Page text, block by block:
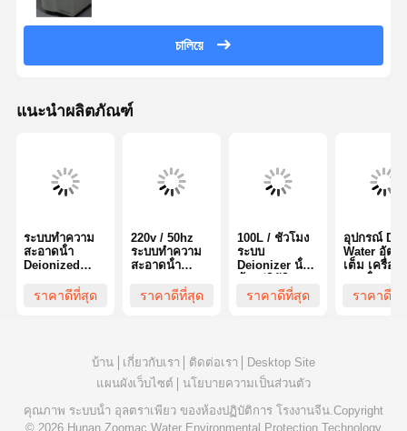
ระบบกรองน้ํา อุลตราเพียว
ระบบน้ำ RO อัลตร้าเพียว
ระบบทําความสะอาดน้ําอุตสาหกรรม
สินค้าใช้ในการทําความสะอาดน้ํา
চালিয়ে
แนะนำผลิตภัณฑ์
ระบบทําความ
สะอาดน้ํา
Deionized
220v 50hz ออ
ราคาดีที่สุด
220v / 50hz
ระบบทําความ
สะอาดน้ํา
เครื่องกระจา
ยน้ํา Deionized
ราคาดีที่สุด
100L / ชั่วโมง
ระบบ
Deionizer น้ํา
ราคาดีที่สุด
อุปกรณ์ Di
Water อัตโ
เต็ม เครื่อง
Deionized
ราคาดีที่
บ้าน เกี่ยวกับเรา ติดต่อเรา
Desktop Site
แผนผังเว็บไซต์
นโยบายความเป็นส่วนตัว
คุณภาพ ระบบน้ํา อุลตราเพียว ของห้องปฏิบัติการ โรงงานจีน.Copyright
© 2026 Hunan Zoomac Water Environmental Protection Technology